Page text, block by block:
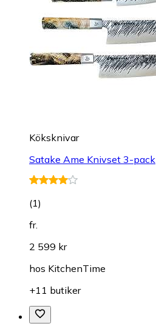
Köksknivar
Satake Ame Knivset 3-pack
(1)
fr.
2 599 kr
hos KitchenTime
+11 butiker